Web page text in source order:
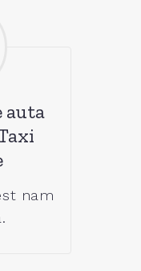
auta
nam